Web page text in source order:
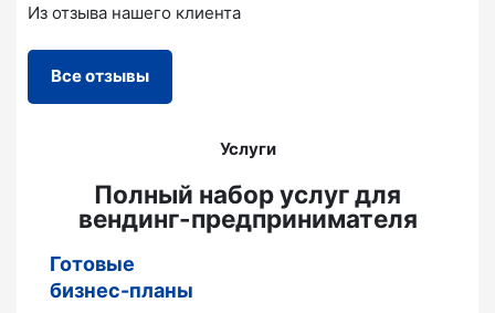
Из отзыва нашего клиента
Все отзывы
Услуги
Полный набор услуг для
вендинг-предпринимателя
Готовые
бизнес-планы